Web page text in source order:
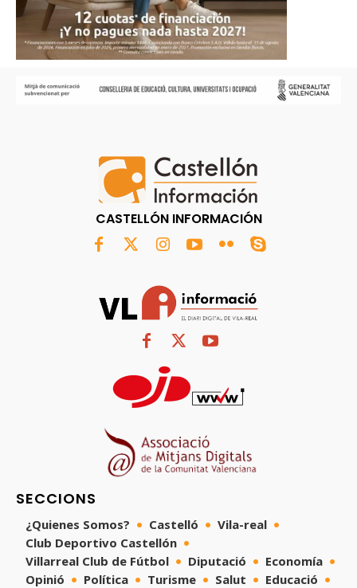
CASTELLÓN INFORMACIÓN
SECCIONS
¿Quienes Somos? Castelló
Vila-real
Club Deportivo Castellón
Villarreal Club de Fútbol
Diputació
Economía
Opinió
Política Turisme Salut
Educació